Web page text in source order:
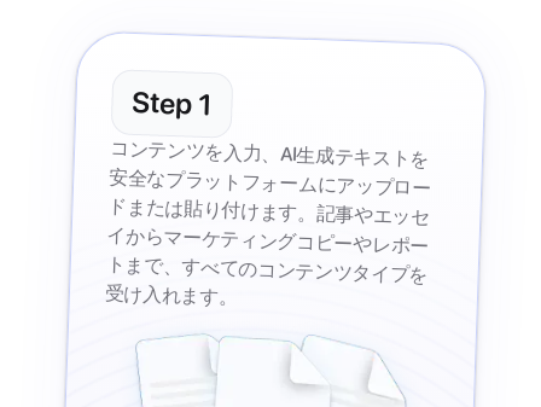
Step1
コンテンツを入力、AI生成テキストを
安全なプラットフォームにアップロー
ドまたは貼り付けます。記事やエッセ
イからマーケティングコピーやレポー
トまで、すべてのコンテンツタイプを
受け入れます。